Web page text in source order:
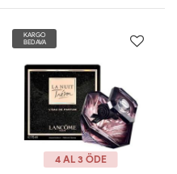
KARGO
BEDAVA
4 AL 3 ÖDE